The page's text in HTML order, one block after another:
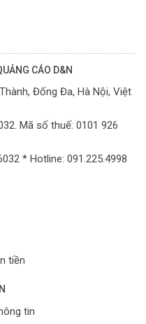
CÁO D&N
Đống Đa, Hà Nội, Việt
Mã số thuế: 0101 926
* Hotline: 091.225.4998
tiền
tin